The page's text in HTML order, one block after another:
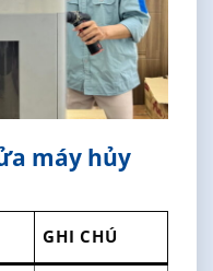
máy hủy
GHI CHÚ